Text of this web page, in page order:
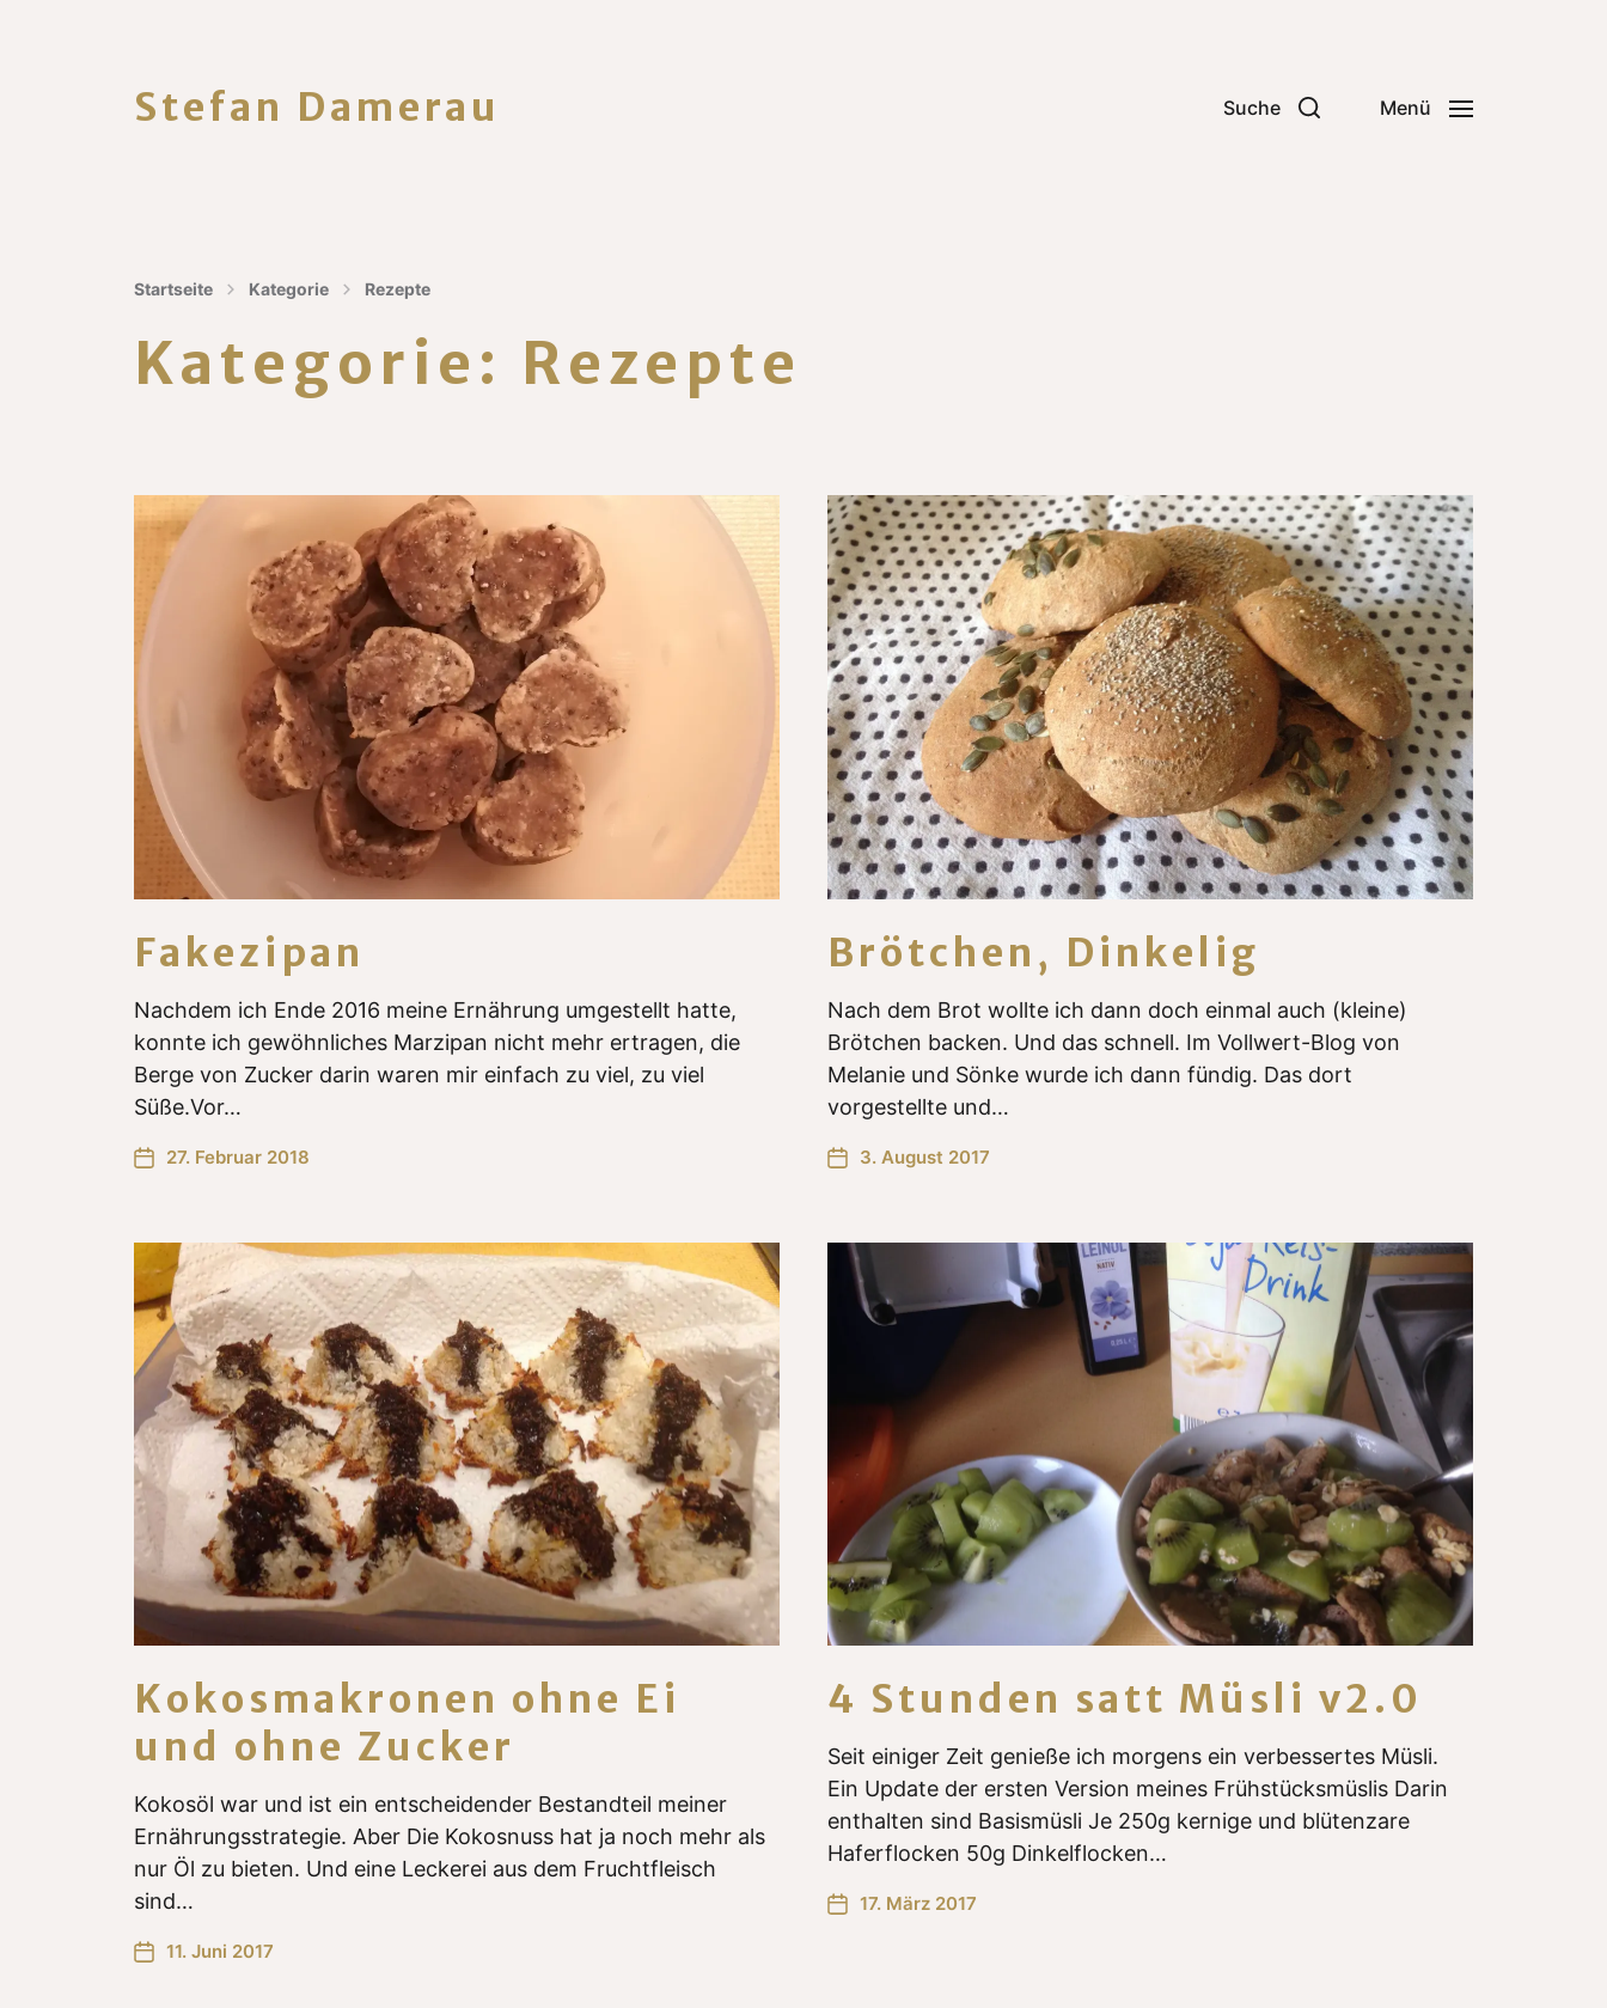
Stefan Damerau Suche Menü
Startseite Kategorie Rezepte
Kategorie: Rezepte
Fakezipan
Nachdem ich Ende 2016 meine Ernährung umgestellt hatte,
konnte ich gewöhnliches Marzipan nicht mehr ertragen, die
Berge von Zucker darin waren mir einfach zu viel, zu viel
Süße.Vor…
27. Februar 2018
Brötchen, Dinkelig
Nach dem Brot wollte ich dann doch einmal auch (kleine)
Brötchen backen. Und das schnell. Im Vollwert-Blog von
Melanie und Sönke wurde ich dann fündig. Das dort
vorgestellte und…
3. August 2017
Kokosmakronen ohne Ei
und ohne Zucker
Kokosöl war und ist ein entscheidender Bestandteil meiner
Ernährungsstrategie. Aber Die Kokosnuss hat ja noch mehr als
nur Öl zu bieten. Und eine Leckerei aus dem Fruchtfleisch
sind…
11. Juni 2017
4 Stunden satt Müsli v2.0
Seit einiger Zeit genieße ich morgens ein verbessertes Müsli.
Ein Update der ersten Version meines Frühstücksmüslis Darin
enthalten sind Basismüsli Je 250g kernige und blütenzare
Haferflocken 50g Dinkelflocken…
17. März 2017